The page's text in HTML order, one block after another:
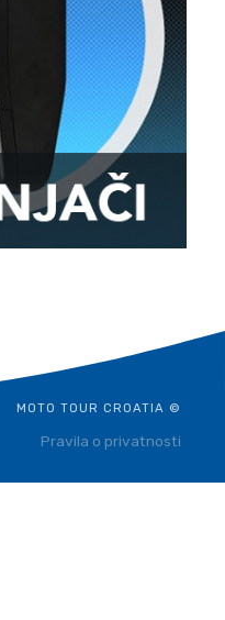
MOTO TOUR CROATIA ©
Pravila o privatnosti